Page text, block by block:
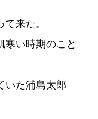
来た。
い時期のこと
いた浦島太郎